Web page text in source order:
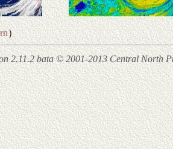
）
2.11.2 bata © 2001-2013 Central North